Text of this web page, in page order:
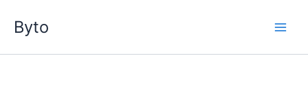
contenuto
Byto